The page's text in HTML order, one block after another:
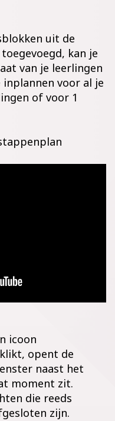
uit de
kan je
van je leerlingen
inplannen voor al je
of voor 1
icoon
klikt, opent de
naast het
moment zit.
die reeds
zijn.